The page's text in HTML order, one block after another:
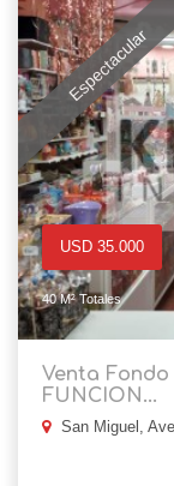
Espectacular
USD 35.000
40 M² Totales
Venta
FUNCION...
San Miguel,